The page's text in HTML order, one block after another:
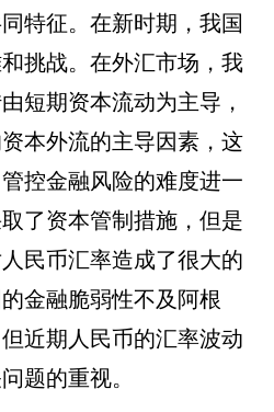
特征。在新时期，我国
挑战。在外汇市场，我
短期资本流动为主导，
本外流的主导因素，这
控金融风险的难度进一
了资本管制措施，但是
民币汇率造成了很大的
金融脆弱性不及阿根
近期人民币的汇率波动
题的重视。